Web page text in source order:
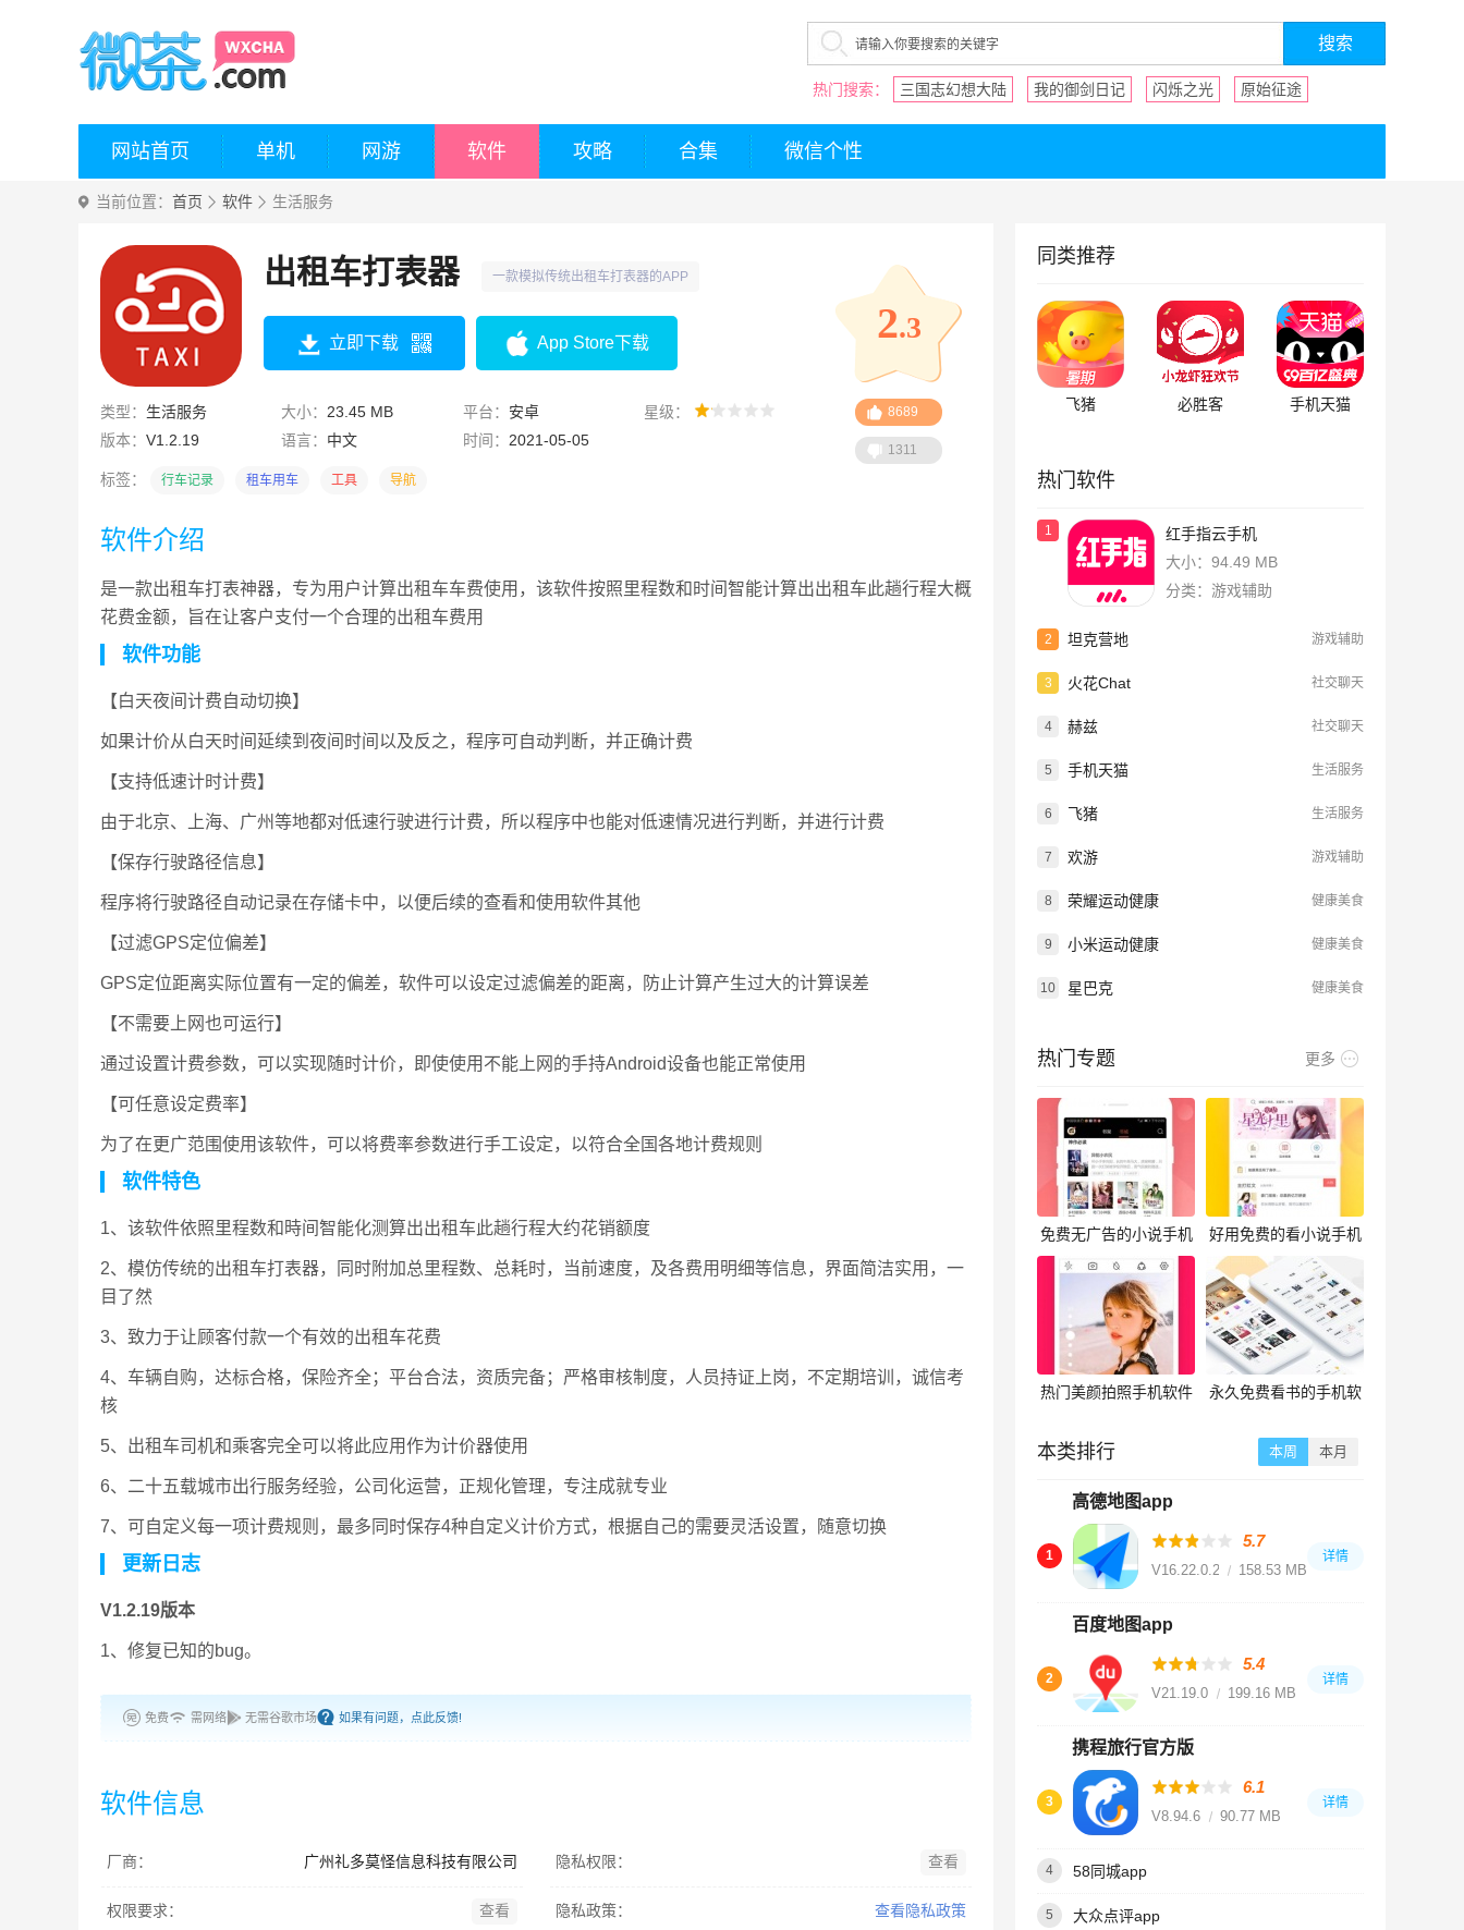
热门搜索： 三国志幻想大陆 我的御剑日记 闪烁之光 原始征途
网站首页 单机 网游 软件 攻略 合集 微信个性
当前位置： 首页 软件 生活服务
出租车打表器 一款模拟传统出租车打表器的APP
立即下载 App Store下载
类型： 生活服务 大小： 23.45 MB 平台： 安卓
星级：
版本： V1.2.19 语言： 中文 时间： 2021-05-05
标签： 行车记录 租车用车 工具 导航
2.3
8689
1311
软件介绍
是一款出租车打表神器，专为用户计算出租车车费使用，该软件按照里程数和时间智能计算出出租车此趟行程大概
花费金额，旨在让客户支付一个合理的出租车费用
软件功能
【白天夜间计费自动切换】
如果计价从白天时间延续到夜间时间以及反之，程序可自动判断，并正确计费
【支持低速计时计费】
由于北京、上海、广州等地都对低速行驶进行计费，所以程序中也能对低速情况进行判断，并进行计费
【保存行驶路径信息】
程序将行驶路径自动记录在存储卡中，以便后续的查看和使用软件其他
【过滤GPS定位偏差】
GPS定位距离实际位置有一定的偏差，软件可以设定过滤偏差的距离，防止计算产生过大的计算误差
【不需要上网也可运行】
通过设置计费参数，可以实现随时计价，即使使用不能上网的手持Android设备也能正常使用
【可任意设定费率】
为了在更广范围使用该软件，可以将费率参数进行手工设定，以符合全国各地计费规则
软件特色
1、该软件依照里程数和時间智能化测算出出租车此趟行程大约花销额度
2、模仿传统的出租车打表器，同时附加总里程数、总耗时，当前速度，及各费用明细等信息，界面简洁实用，一
目了然
3、致力于让顾客付款一个有效的出租车花费
4、车辆自购，达标合格，保险齐全；平台合法，资质完备；严格审核制度，人员持证上岗，不定期培训，诚信考
核
5、出租车司机和乘客完全可以将此应用作为计价器使用
6、二十五载城市出行服务经验，公司化运营，正规化管理，专注成就专业
7、可自定义每一项计费规则，最多同时保存4种自定义计价方式，根据自己的需要灵活设置，随意切换
更新日志
V1.2.19版本
1、修复已知的bug。
免费 需网络 无需谷歌市场 如果有问题，点此反馈!
软件信息
厂商： 广州礼多莫怪信息科技有限公司 隐私权限： 查看
权限要求： 查看 隐私政策： 查看隐私政策
同类推荐
飞猪 必胜客 手机天猫
热门软件
1
红手指云手机
大小：94.49 MB
分类：游戏辅助
2 坦克营地 游戏辅助
3 火花Chat 社交聊天
4 赫兹 社交聊天
5 手机天猫 生活服务
6 飞猪 生活服务
7 欢游 游戏辅助
8 荣耀运动健康 健康美食
9 小米运动健康 健康美食
10 星巴克 健康美食
热门专题 更多
免费无广告的小说手机
好用免费的看小说手机
软件合集
热门美颜拍照手机软件
永久免费看书的手机软
本类排行 本周 本月
高德地图app
1
5.7
V16.22.0.2018158.53 MB
详情
百度地图app
2
5.4
V21.19.0 199.16 MB
详情
携程旅行官方版
3
6.1
V8.94.6 90.77 MB
详情
4 58同城app
5 大众点评app